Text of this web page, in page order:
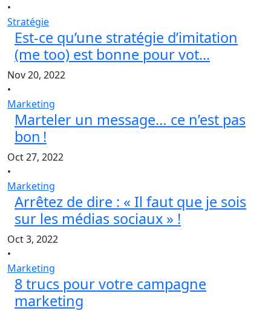
•
Stratégie
Est-ce qu’une stratégie d’imitation
(me too) est bonne pour vot...
Nov 20, 2022
•
Marketing
Marteler un message… ce n’est pas
bon !
Oct 27, 2022
•
Marketing
Arrêtez de dire : « Il faut que je sois
sur les médias sociaux » !
Oct 3, 2022
•
Marketing
8 trucs pour votre campagne
marketing